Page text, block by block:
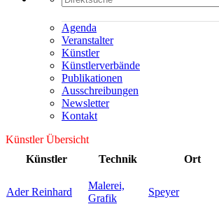
Agenda
Veranstalter
Künstler
Künstlerverbände
Publikationen
Ausschreibungen
Newsletter
Kontakt
Künstler Übersicht
Künstler
Technik Ort
Ader Reinhard
Malerei,
Grafik
Speyer